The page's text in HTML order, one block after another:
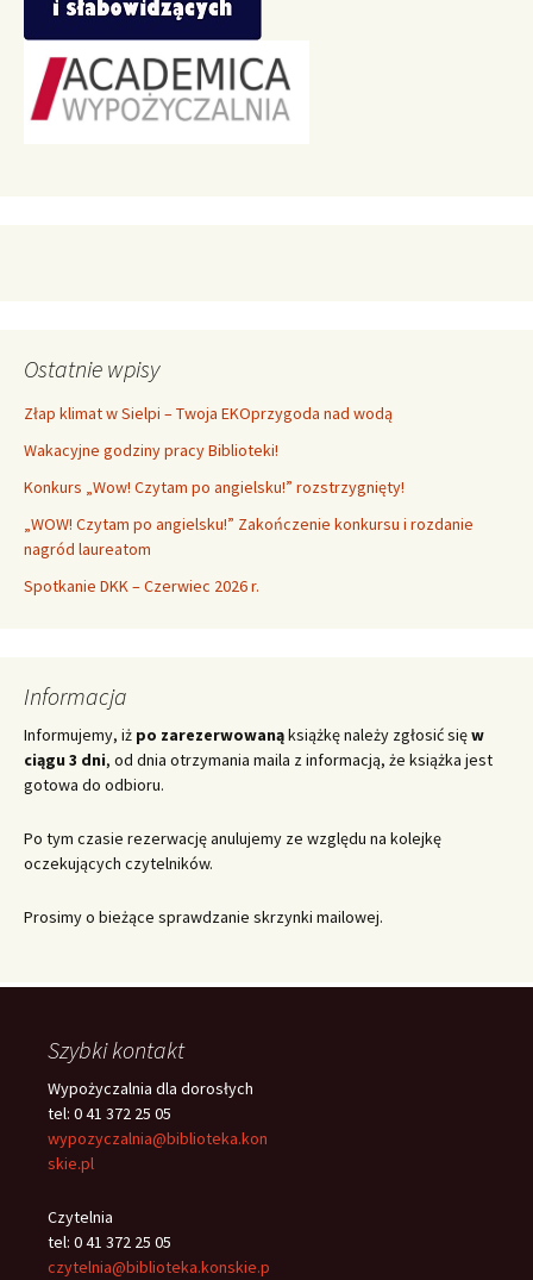
Ostatnie wpisy
Złap klimat w Sielpi – Twoja EKOprzygoda nad wodą
Wakacyjne godziny pracy Biblioteki!
Konkurs „Wow! Czytam po angielsku!” rozstrzygnięty!
„WOW! Czytam po angielsku!” Zakończenie konkursu i rozdanie
nagród laureatom
Spotkanie DKK – Czerwiec 2026 r.
Informacja
Informujemy, iż po zarezerwowanąksiążkę należy zgłosić sięw
ciągu 3 dni, od dnia otrzymania maila z informacją, że książka jest
gotowa do odbioru.
Po tym czasie rezerwację anulujemy ze względu na kolejkę
oczekujących czytelników.
Prosimy o bieżące sprawdzanie skrzynki mailowej.
Szybki kontakt
Wypożyczalnia dla dorosłych
tel: 0 41 372 25 05
wypozyczalnia@biblioteka.kon
skie.pl
Czytelnia
tel: 0 41 372 25 05
czytelnia@biblioteka.konskie.p